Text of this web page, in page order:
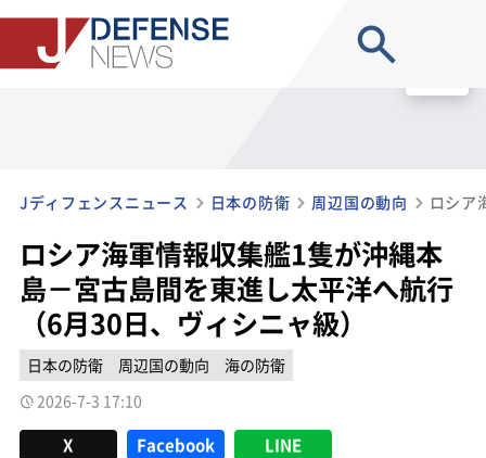
Jディフェンスニュース 日本の防衛 周辺国の動向
ロシア海軍情報収集艦1隻が沖縄本
島－宮古島間を東進し太平洋へ航行
（6月30日、ヴィシニャ級）
日本の防衛 周辺国の動向
海の防衛
2026-7-3 17:10
X Facebook LINE